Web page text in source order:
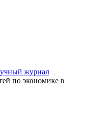
по экономике в